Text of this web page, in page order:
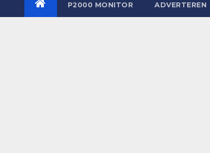
P2000 MONITOR ADVERTEREN